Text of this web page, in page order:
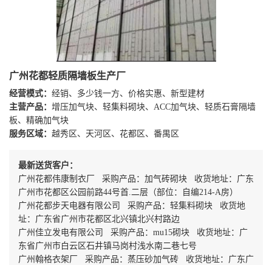
广州花都轻质隔墙板生产厂
经营模式： 经销、多少钱一方、价格实惠、新型建材
主营产品： 增压加气块、轻集料砌块、ACC加气块、轻质石膏隔墙
板、精确加气块
服务区域： 越秀区、天河区、花都区、番禺区
最新送货客户：
广州花都伟康制衣厂 采购产品：加气砖砌块 收货地址：广东
广州市花都区公园前路44号首.二层（部位：自编214-A房）
广州花都步天电器有限公司 采购产品：轻集料砌块 收货地
址：广东省广州市花都区北兴镇北兴村路边
广州佳立发电有限公司 采购产品：mu15砌块 收货地址：广
东省广州市白云区石井镇马岗村浅水南二巷七号
广州翰格衣架厂 采购产品：蒸压砂加气砖 收货地址：广东广